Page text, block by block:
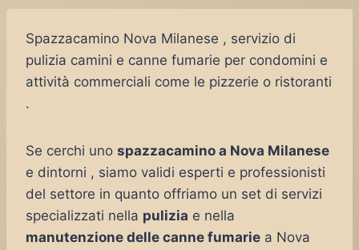
Spazzacamino Nova Milanese , servizio di
pulizia camini e canne fumarie per condomini e
attività commerciali come le pizzerie o ristoranti
.
Se cerchi uno spazzacamino a Nova Milanese
e dintorni , siamo validi esperti e professionisti
del settore in quanto offriamo un set di servizi
specializzati nella pulizia e nella
manutenzione delle canne fumarie a Nova